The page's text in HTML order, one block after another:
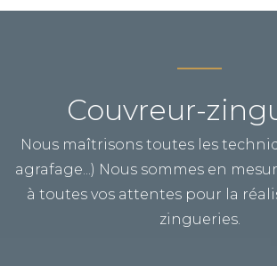
Vous cherchez un spécialiste de la
l'ensemble du département de la
Maritime pour vous conseiller et
ses services pour la rénovation de
Couvreur-
Nous maîtrisons toutes les
agrafage...) Nous sommes en
à toutes vos attentes pour la
zingueries.